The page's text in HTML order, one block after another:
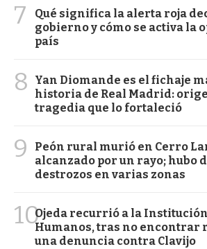
7
Qué significa la alerta roja
gobierno y cómo se activa la
país
8
Yan Diomande es el fichaje
historia de Real Madrid:
tragedia que lo fortaleció
9
Peón rural murió en Cerro
alcanzado por un rayo; hubo
destrozos en varias zonas
10Ojeda recurrió a la
Humanos, tras no encontrar
una denuncia contra Clavijo